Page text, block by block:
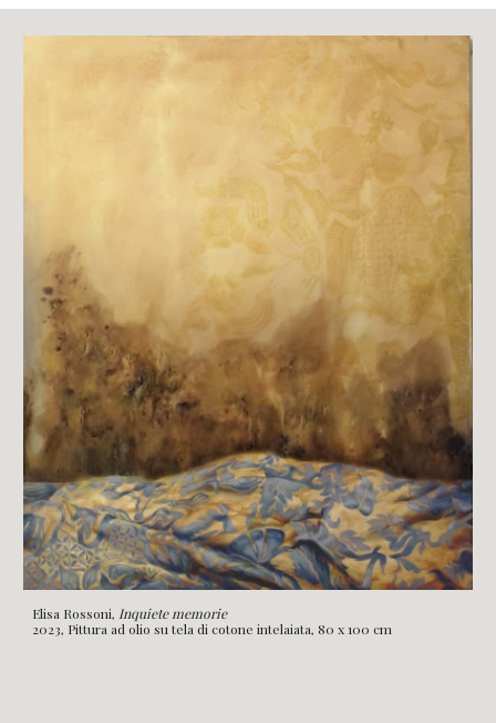
Elisa Rossoni, Inquiete memorie
2023, Pittura ad olio su tela di cotone intelaiata, 80 x 100 cm